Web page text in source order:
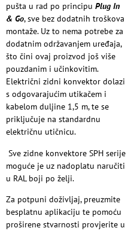
pušta u rad po principu Plug In
& Go, sve bez dodatnih troškova
montaže. Uz to nema potrebe za
dodatnim održavanjem uređaja,
što čini ovaj proizvod još više
pouzdanim i učinkovitim.
Električni zidni konvektor dolazi
s odgovarajućim utikačem i
kabelom duljine 1,5 m, te se
priključuje na standardnu
električnu utičnicu.
Sve zidne konvektore SPH serije
moguće je uz nadoplatu naručiti
u RAL boji po želji.
Za potpuni doživljaj, preuzmite
besplatnu aplikaciju te pomoću
proširene stvarnosti provjerite u